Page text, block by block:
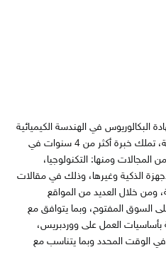
على شهادة البكالوريوس في الهندسة الكيميائية
من جامعة العلوم والتكنولوجيا الأردنية، تملك خبرة أكثر من 4 سنوات في
المجالات ومنها: التكنولوجيا،
الذكية وغيرها، وذلك في مقالات
ما بين 500-5000 كلمة، ومن خلال العديد من المواقع
على السوق المفتوح، وبما يتوافق مع
بأساسيات العمل على ووردبريس،
الوقت المحدد وبما يتناسب مع